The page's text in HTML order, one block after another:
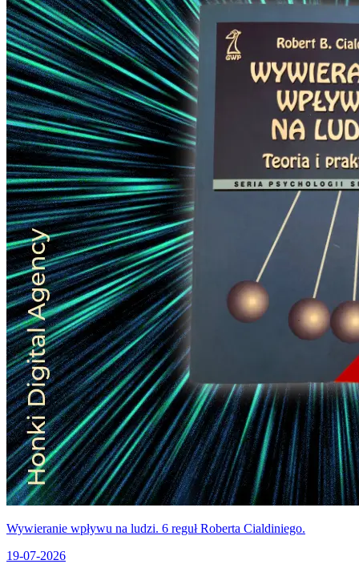
Wywieranie wpływu na ludzi. 6 reguł Roberta Cialdiniego.
19-07-2026